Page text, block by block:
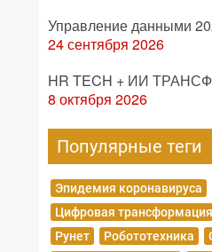
Управление данными
24 сентября 2026
HR TECH + ИИ
8 октября 2026
Популярные теги
Эпидемия коронавируса
Цифровая трансформация
Рунет
Робототехника